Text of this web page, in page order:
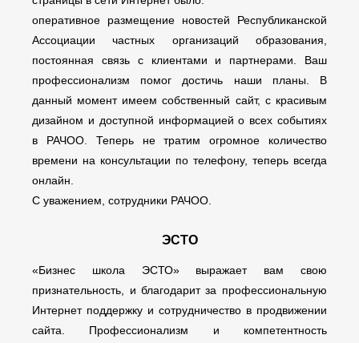
оперативное размещение новостей Республиканской
Ассоциации частных организаций образования,
постоянная связь с клиентами и партнерами. Ваш
профессионализм помог достичь наши планы. В
данный момент имеем собственный сайт, с красивым
дизайном и доступной информацией о всех событиях
в РАЧОО. Теперь не тратим огромное количество
времени на консультации по телефону, теперь всегда
онлайн.
С уважением, сотрудники РАЧОО.
ЭСТО
«Бизнес школа ЭСТО» выражает вам свою
признательность, и благодарит за профессиональную
Интернет поддержку и сотрудничество в продвижении
сайта. Профессионализм и компетентность